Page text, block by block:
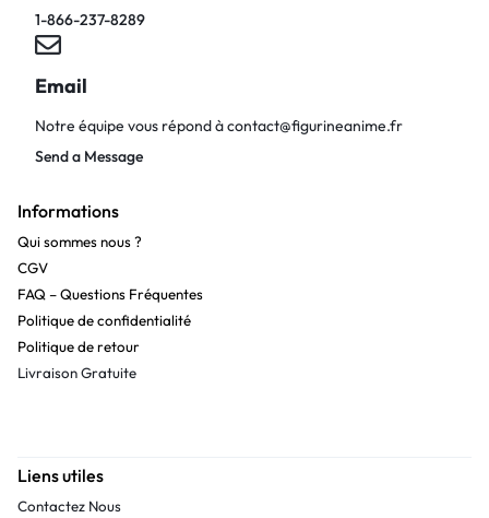
1-866-237-8289
Email
Notre équipe vous répond àcontact@figurineanime.fr
Send a Message
Informations
Qui sommes nous ?
CGV
FAQ – Questions Fréquentes
Politique de confidentialité
Politique de retour
Livraison Gratuite
Liens utiles
Contactez Nous